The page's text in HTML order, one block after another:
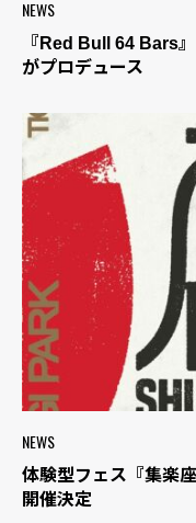
NEWS
『Red Bull 64 Bars
がプロデュース
NEWS
体験型フェス『集楽
開催決定